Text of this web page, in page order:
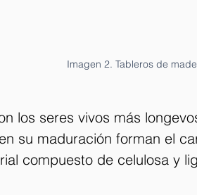
Imagen 2. Tableros de
los seres vivos más
su maduración forman el
compuesto de celulosa y